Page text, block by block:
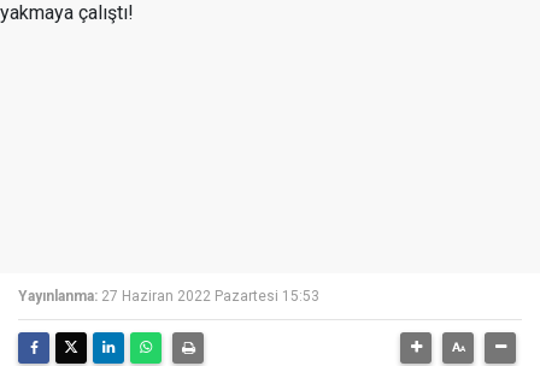
Yayınlanma: 27 Haziran 2022 Pazartesi 15:53